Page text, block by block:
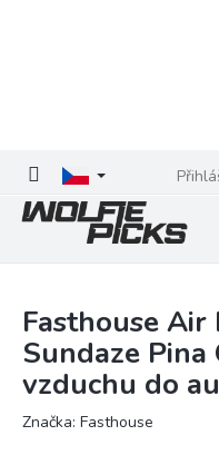
Fasthouse
Sundaze Pina
vzduchu do
Značka: Fasthouse